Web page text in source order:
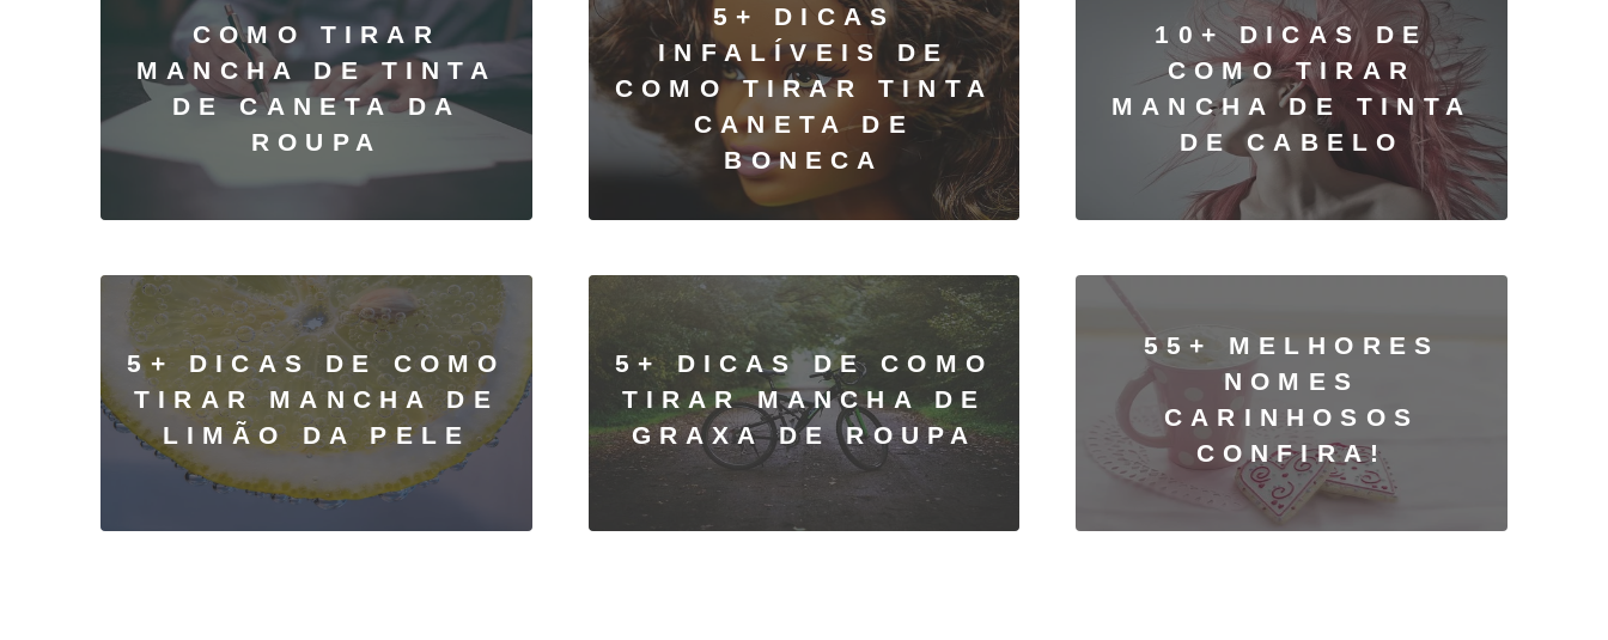
COMO TIRAR
MANCHA DE TINTA
DE CANETA DA
ROUPA
5+ DICAS
INFALÍVEIS DE
COMO TIRAR TINTA
CANETA DE
BONECA
10+ DICAS DE
COMO TIRAR
MANCHA DE TINTA
DE CABELO
5+ DICAS DE COMO
TIRAR MANCHA DE
LIMÃO DA PELE
5+ DICAS DE COMO
TIRAR MANCHA DE
GRAXA DE ROUPA
55+ MELHORES
NOMES
CARINHOSOS
CONFIRA!